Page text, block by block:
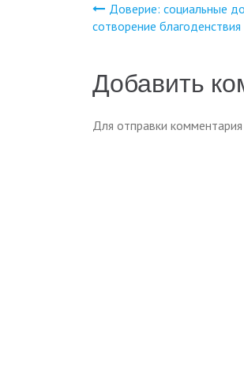
записям
Доверие: социальные
сотворение благоденствия
Добавить
Для отправки